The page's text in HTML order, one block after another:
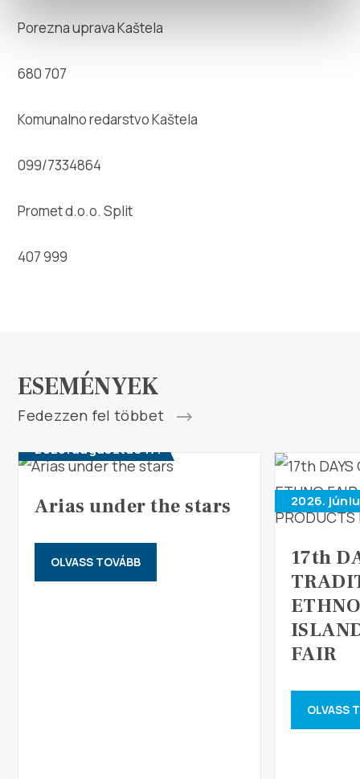
Porezna uprava Kaštela
680 707
Komunalno redarstvo Kaštela
099/7334864
Promet d.o.o. Split
407 999
ESEMÉNYEK
Fedezzen fel többet
2026. augusztus 17.
Arias under the stars
OLVASS TOVÁBB
2026.
17th
FAIR
OLVASS